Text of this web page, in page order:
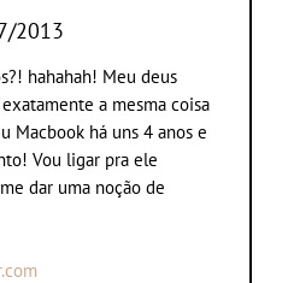
2013
hahahah! Meu deus
a mesma coisa
Macbook há uns 4 anos e
Vou ligar pra ele
dar uma noção de